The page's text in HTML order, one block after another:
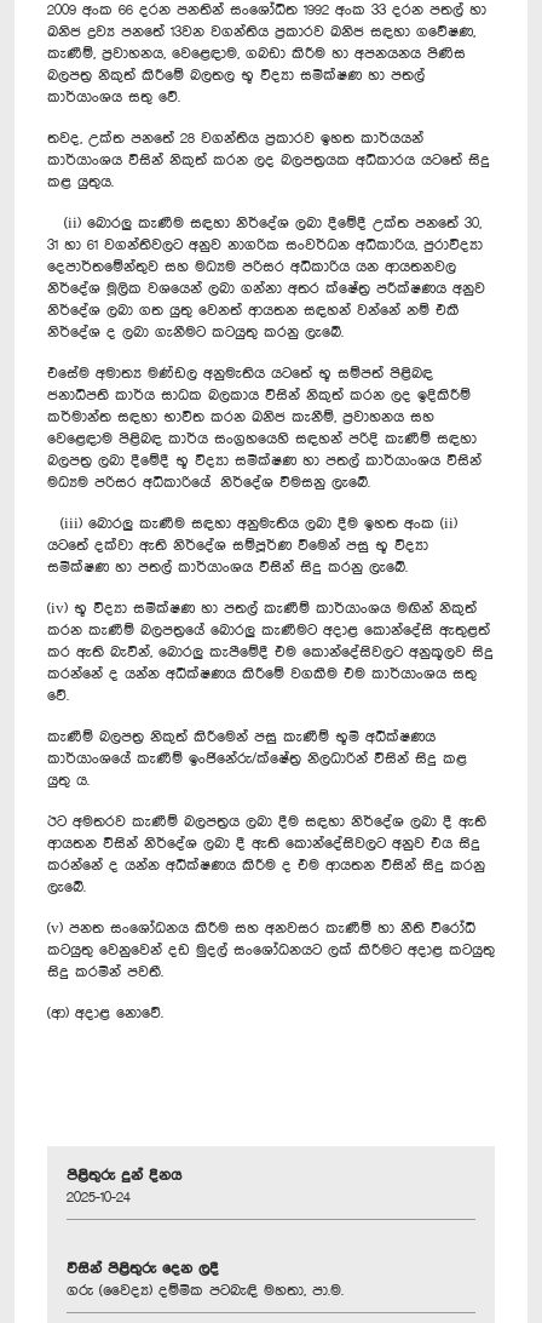
2009 අංක 66 දරන පනතින් සංශෝධිත 1992 අංක 33 දරන පතල් හා
ඛනිජ ද්‍රව්‍ය පනතේ 13වන වගන්තිය ප්‍රකාරව ඛනිජ සඳහා ගවේෂණ,
කැණීම්, ප්‍රවාහනය, වෙළෙඳාම, ගබඩා කිරීම හා අපනයනය පිණිස
බලපත්‍ර නිකුත් කිරීමේ බලතල භූ විද්‍යා සමීක්ෂණ හා පතල්
කාර්යාංශය සතු වේ.
තවද, උක්ත පනතේ 28 වගන්තිය ප්‍රකාරව ඉහත කාර්යයන්
කාර්යාංශය විසින් නිකුත් කරන ලද බලපත්‍රයක අධිකාරය යටතේ සිදු
කළ යුතුය.
(ii) බොරලු කැණීම සඳහා නිර්දේශ ලබා දීමේදී උක්ත පනතේ 30,
31 හා 61 වගන්තිවලට අනුව නාගරික සංවර්ධන අධිකාරිය, පුරාවිද්‍යා
දෙපාර්තමේන්තුව සහ මධ්‍යම පරිසර අධිකාරිය යන ආයතනවල
නිර්දේශ මූලික වශයෙන් ලබා ගන්නා අතර ක්ෂේත්‍ර පරීක්ෂණය අනුව
නිර්දේශ ලබා ගත යුතු වෙනත් ආයතන සඳහන් වන්නේ නම් එකී
නිර්දේශ ද ලබා ගැනීමට කටයුතු කරනු ලැබේ.
එසේම අමාත්‍ය මණ්ඩල අනුමැතිය යටතේ භූ සම්පත් පිළිබඳ
ජනාධිපති කාර්ය සාධක බලකාය විසින් නිකුත් කරන ලද ඉදිකිරීම්
කර්මාන්ත සඳහා භාවිත කරන ඛනිජ කැනීම්, ප්‍රවාහනය සහ
වෙළෙඳාම පිළිබඳ කාර්ය සංග්‍රහයෙහි සඳහන් පරිදි කැණීම් සඳහා
බලපත්‍ර ලබා දීමේදී භූ විද්‍යා සමීක්ෂණ හා පතල් කාර්යාංශය විසින්
මධ්‍යම පරිසර අධිකාරියේ නිර්දේශ විමසනු ලැබේ.
(iii) බොරලු කැණීම සඳහා අනුමැතිය ලබා දීම ඉහත අංක (ii)
යටතේ දක්වා ඇති නිර්දේශ සම්පූර්ණ වීමෙන් පසු භූ විද්‍යා
සමීක්ෂණ හා පතල් කාර්යාංශය විසින් සිදු කරනු ලැබේ.
(iv) භූ විද්‍යා සමීක්ෂණ හා පතල් කැණීම් කාර්යාංශය මඟින් නිකුත්
කරන කැණීම් බලපත්‍රයේ බොරලු කැණීමට අදාළ කොන්දේසි ඇතුළත්
කර ඇති බැවින්, බොරලු කැපීමේදී එම කොන්දේසිවලට අනුකූලව සිදු
කරන්නේ ද යන්න අධීක්ෂණය කිරීමේ වගකීම එම කාර්යාංශය සතු
වේ.
කැණීම් බලපත්‍ර නිකුත් කිරීමෙන් පසු කැණීම් භූමි අධීක්ෂණය
කාර්යාංශයේ කැණීම් ඉංජිනේරු/ක්ෂේත්‍ර නිලධාරින් විසින් සිදු කළ
යුතු ය.
ඊට අමතරව කැණීම් බලපත්‍රය ලබා දීම සඳහා නිර්දේශ ලබා දී ඇති
ආයතන විසින් නිර්දේශ ලබා දී ඇති කොන්දේසිවලට අනුව එය සිදු
කරන්නේ ද යන්න අධීක්ෂණය කිරීම ද එම ආයතන විසින් සිදු කරනු
ලැබේ.
(v) පනත සංශෝධනය කිරීම සහ අනවසර කැණීම් හා නීති විරෝධී
කටයුතු වෙනුවෙන් දඩ මුදල් සංශෝධනයට ලක් කිරීමට අදාළ කටයුතු
සිදු කරමින් පවතී.
(ආ) අදාළ නොවේ.
පිළිතුරු දුන් දිනය
2025-10-24
විසින් පිළිතුරු දෙන ලදී
ගරු (වෛද්‍ය) දම්මික පටබැඳි මහතා, පා.ම.